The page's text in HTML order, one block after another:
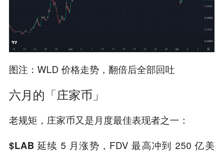
图注：WLD 价格走势，翻倍后全部回吐
六月的「庄家币」
老规矩，庄家币又是月度最佳表现者之一：
$LAB 延续 5 月涨势，FDV 最高冲到 250 亿美